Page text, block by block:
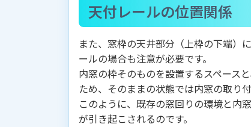
天付レールの位置関係
また、窓枠の天井部分（上枠の下端）
ールの場合も注意が必要です。
内窓の枠そのものを設置するスペース
ため、そのままの状態では内窓の取り
このように、既存の窓回りの環境と内
が引き起こされるのです。